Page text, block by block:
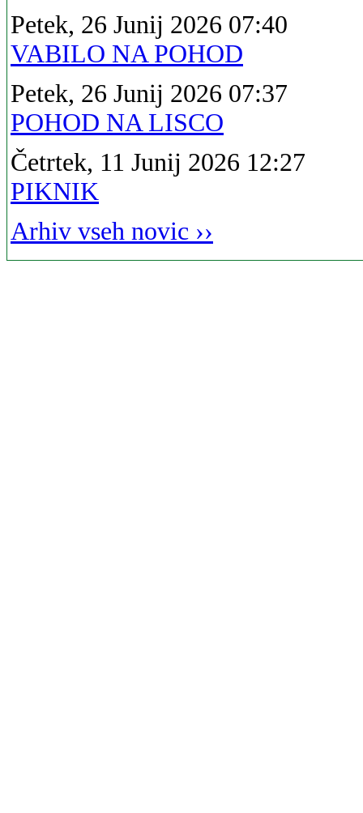
Petek, 26 Junij 2026 07:40
VABILO NA POHOD
Petek, 26 Junij 2026 07:37
POHOD NA LISCO
Četrtek, 11 Junij 2026 12:27
PIKNIK
Arhiv vseh novic ››